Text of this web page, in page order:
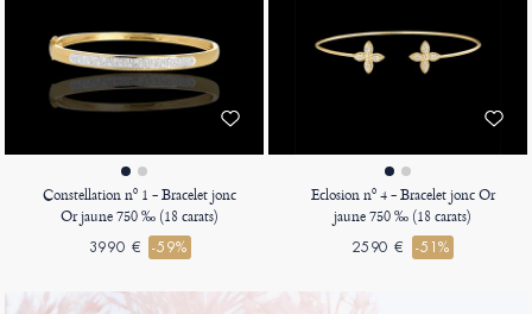
Constellation nº 1 - Bracelet jonc
Or jaune 750 ‰ (18 carats)
3990 € -59%
Eclosion nº 4 - Bracelet jonc Or
jaune 750 ‰ (18 carats)
2590 € -51%